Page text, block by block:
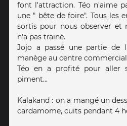
font l'attraction. Téo n'aime
une " bête de foire". Tous les
sortis pour nous observer et
n'a pas trainé.
Jojo a passé une partie de
manège au centre
Téo en a profité pour aller
piment...
Kalakand : on a mangé un
cardamome, cuits pendant 4